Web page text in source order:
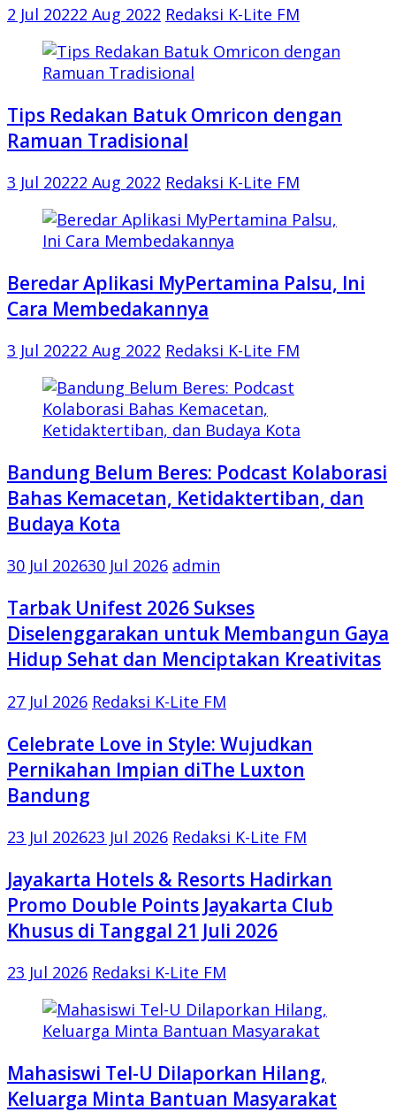
2 Jul 20222 Aug 2022 Redaksi K-Lite FM
Tips Redakan Batuk Omricon dengan
Ramuan Tradisional
3 Jul 20222 Aug 2022 Redaksi K-Lite FM
Beredar Aplikasi MyPertamina Palsu, Ini
Cara Membedakannya
3 Jul 20222 Aug 2022 Redaksi K-Lite FM
Bandung Belum Beres: Podcast Kolaborasi
Bahas Kemacetan, Ketidaktertiban, dan
Budaya Kota
30 Jul 202630 Jul 2026 admin
Tarbak Unifest 2026 Sukses
Diselenggarakan untuk Membangun Gaya
Hidup Sehat dan Menciptakan Kreativitas
27 Jul 2026 Redaksi K-Lite FM
Celebrate Love in Style: Wujudkan
Pernikahan Impian diThe Luxton
Bandung
23 Jul 202623 Jul 2026 Redaksi K-Lite FM
Jayakarta Hotels & Resorts Hadirkan
Promo Double Points Jayakarta Club
Khusus di Tanggal 21 Juli 2026
23 Jul 2026 Redaksi K-Lite FM
Mahasiswi Tel-U Dilaporkan Hilang,
Keluarga Minta Bantuan Masyarakat